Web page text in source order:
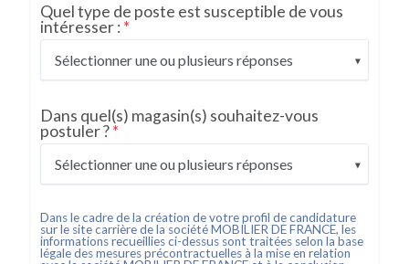
Quel type de poste est susceptible de vous
intéresser :*
Sélectionner une ou plusieurs réponses
Dans quel(s) magasin(s) souhaitez-vous
postuler ?*
Sélectionner une ou plusieurs réponses
Dans le cadre de la création de votre profil de candidature
sur le site carrière de la sociétéMOBILIER DE FRANCE, les
informations recueillies ci-dessus sont traitées selon la base
légale des mesures précontractuelles à la mise en relation